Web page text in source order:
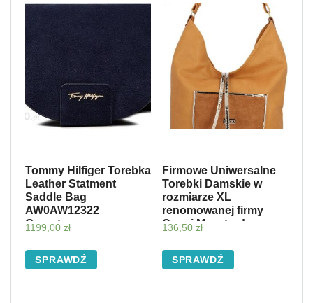
Tommy Hilfiger Torebka
Leather Statment
Saddle Bag
AW0AW12322
Granatowy
1199,00 zł
SPRAWDŹ
Firmowe Uniwersalne
Torebki Damskie w
rozmiarze XL
renomowanej firmy
Conci Musztarda
136,50 zł
SPRAWDŹ